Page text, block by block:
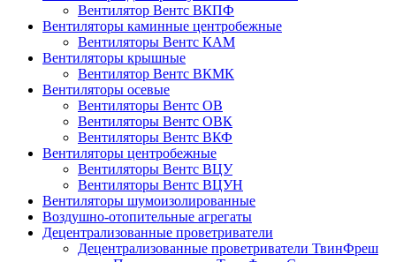
Вентилятор Вентс ВКПФ
Вентиляторы каминные центробежные
Вентиляторы Вентс КАМ
Вентиляторы крышные
Вентилятор Вентс ВКМК
Вентиляторы осевые
Вентиляторы Вентс ОВ
Вентиляторы Вентс ОВК
Вентиляторы Вентс ВКФ
Вентиляторы центробежные
Вентиляторы Вентс ВЦУ
Вентиляторы Вентс ВЦУН
Вентиляторы шумоизолированные
Воздушно-отопительные агрегаты
Децентрализованные проветриватели
Децентрализованные проветриватели ТвинФреш